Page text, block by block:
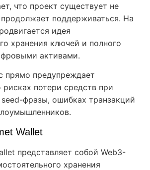
что проект существует не
поддерживаться. На
идея
хранения ключей и полного
активами.
прямо предупреждает
рисках потери средств при
фразы, ошибках транзакций
Wallet
представляет собой Web3-
хранения